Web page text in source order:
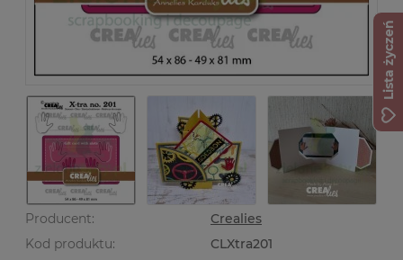
Producent:
Crealies
Kod produktu:
CLXtra201
Lista życzeń